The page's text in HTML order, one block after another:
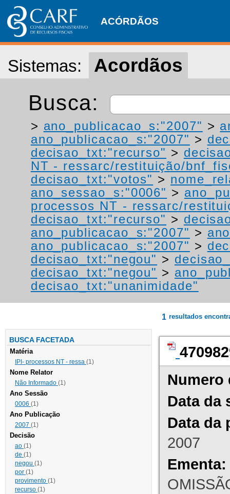
ACÓRDÃOS
Sistemas: Acordãos
Busca:
> ano_publicacao_s:"2007" >
ano_publicacao_s:"2007" >
decisao_txt:"recurso" >
NT - ressarc/restituição/
decisao_txt:"votos" >
ano_sessao_s:"0006" >
processos NT - ressarc/
decisao_txt:"recurso" >
ano_publicacao_s:"2007" >
ano_publicacao_s:"2007" >
decisao_txt:"negou" >
decisao_txt:"negou" >
decisao_txt:"unanimidade"
BUSCA FACETADA
Matéria
IPI- processos NT - ressa (1)
Nome Relator
Não Informado (1)
Ano Sessão
0006 (1)
Ano Publicação
2007 (1)
Decisão
ao (1)
de (1)
negou (1)
por (1)
provimento (1)
recurso (1)
1 resultados
Numero
Data da
Data da
2007
Ementa: